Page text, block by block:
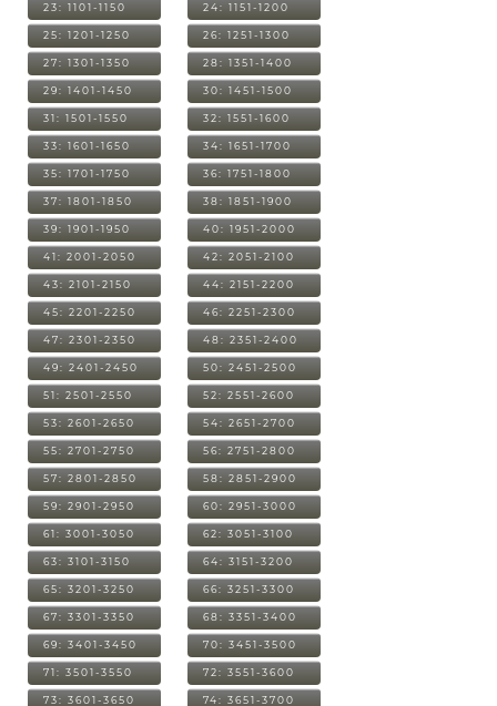
23: 1101-1150 24: 1151-1200
25: 1201-1250 26: 1251-1300
27: 1301-1350 28: 1351-1400
29: 1401-1450 30: 1451-1500
31: 1501-1550 32: 1551-1600
33: 1601-1650 34: 1651-1700
35: 1701-1750 36: 1751-1800
37: 1801-1850 38: 1851-1900
39: 1901-1950 40: 1951-2000
41: 2001-2050 42: 2051-2100
43: 2101-2150 44: 2151-2200
45: 2201-2250 46: 2251-2300
47: 2301-2350 48: 2351-2400
49: 2401-2450 50: 2451-2500
51: 2501-2550 52: 2551-2600
53: 2601-2650 54: 2651-2700
55: 2701-2750 56: 2751-2800
57: 2801-2850 58: 2851-2900
59: 2901-2950 60: 2951-3000
61: 3001-3050 62: 3051-3100
63: 3101-3150 64: 3151-3200
65: 3201-3250 66: 3251-3300
67: 3301-3350 68: 3351-3400
69: 3401-3450 70: 3451-3500
71: 3501-3550 72: 3551-3600
73: 3601-3650 74: 3651-3700